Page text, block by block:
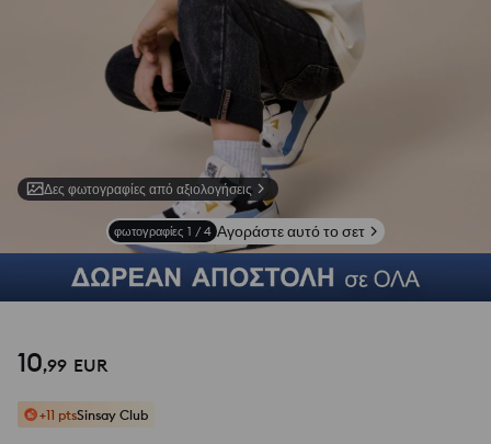
Δες φωτογραφίες από αξιολογήσεις
φωτογραφίες 1 / 4 Αγοράστε αυτό το σετ
10,99 EUR
+11 ptsSinsay Club